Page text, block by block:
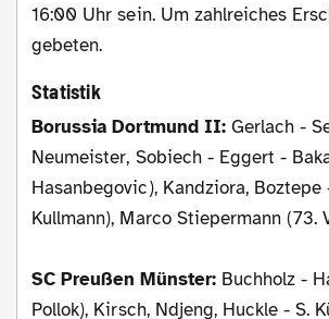
16:00 Uhr sein. Um zahlreiches
gebeten.
Statistik
Borussia Dortmund II:Gerlach -
Neumeister, Sobiech - Eggert -
Hasanbegovic), Kandziora, Boztepe
Kullmann), Marco Stiepermann (73.
SC Preußen Münster:Buchholz -
Pollok), Kirsch, Ndjeng, Huckle - S.